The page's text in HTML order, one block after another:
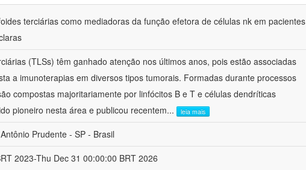
terciárias como mediadoras da função efetora de células nk em pacientes
(TLSs) têm ganhado atenção nos últimos anos, pois estão associadas
a imunoterapias em diversos tipos tumorais. Formadas durante processos
compostas majoritariamente por linfócitos B e T e células dendríticas
pioneiro nesta área e publicou recentem... leia mais
Prudente - SP - Brasil
2023-Thu Dec 31 00:00:00 BRT 2026